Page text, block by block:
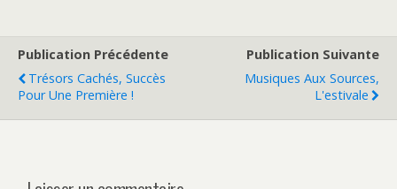
Publication Précédente
Trésors Cachés, Succès
Pour Une Première !
Publication Suivante
Musiques Aux Sources,
L'estivale